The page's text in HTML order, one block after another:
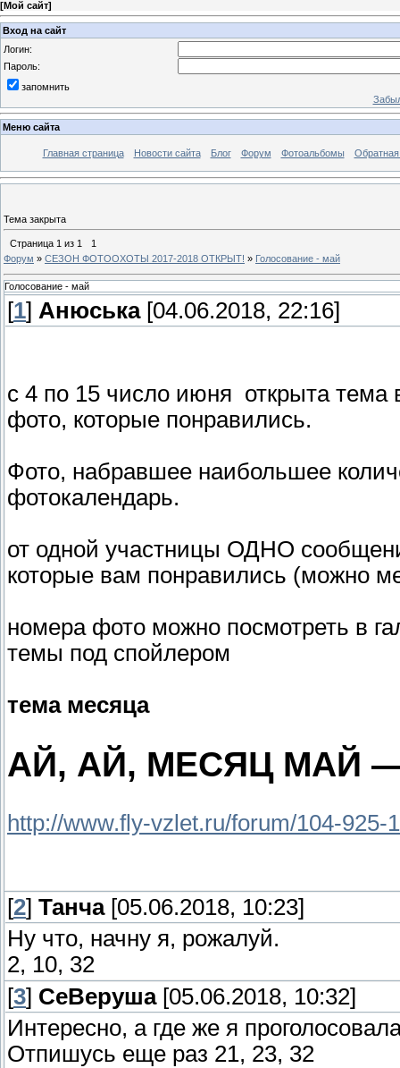
[Мой сайт]
Вход на сайт
Логин:
Пароль:
запомнить
Меню сайта
Главная страница Новости сайта Блог Форум Фотоальбомы Обратная
Тема закрыта
Страница 1 из 1
1
Форум » СЕЗОН ФОТООХОТЫ 2017-2018 ОТКРЫТ! » Голосование - май
Голосование - май
[1] Анюська[04.06.2018, 22:16]
с 4 по 15 число июня открыта тема
фото, которые понравились.
Фото, набравшее наибольшее
фотокалендарь.
от одной участницы ОДНО
которые вам понравились (можно
номера фото можно посмотреть в
темы под спойлером
тема месяца
АЙ, АЙ, МЕСЯЦ МАЙ
http://www.fly-vzlet.ru/forum/104-925-1
[2] Танча[05.06.2018, 10:23]
Ну что, начну я, рожалуй.
2, 10, 32
[3] СеВеруша[05.06.2018, 10:32]
Интересно, а где же я
Отпишусь еще раз 21, 23, 32